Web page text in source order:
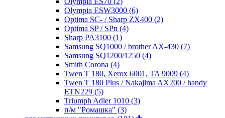
Olympia ESW3000 (6)
Optima SC- / Sharp ZX400 (2)
Optima SP / SPn (4)
Sharp PA3100 (1)
Samsung SQ1000 / brother AX-430 (7)
Samsung SQ1200/1250 (4)
Smith Corona (4)
Twen T 180, Xerox 6001, TA 9009 (4)
Twen T 180 Plus / Nakajima AX200 / handy
ETN229 (5)
Triumph Adler 1010 (3)
п/м "Ромашка" (3)